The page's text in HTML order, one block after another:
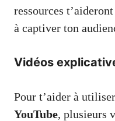
ressources
à captiver ton
Vidéos
Pour t’aider à
YouTube, plusieurs